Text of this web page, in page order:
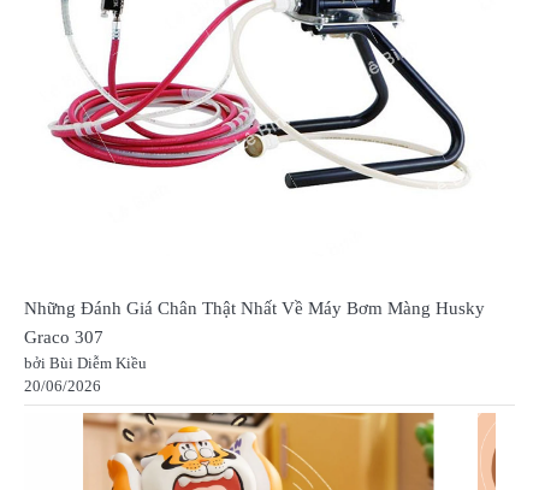
Những Đánh Giá Chân Thật Nhất Về Máy Bơm Màng Husky
Graco 307
bởi Bùi Diễm Kiều
20/06/2026